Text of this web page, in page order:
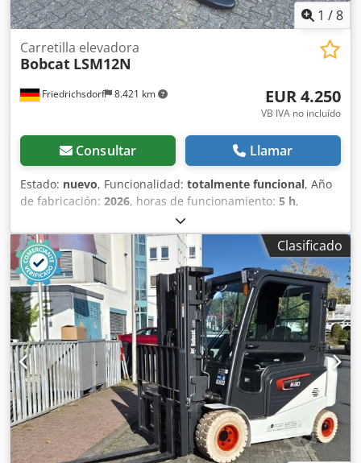
1 /8
Friedrichsdorf 8.421 km
Carretilla elevadora
Bobcat LSM12N
EUR 4.250
VB IVA no incluído
Consultar Llamar
Estado: nuevo, Funcionalidad: totalmente funcional, Año
de fabricación: 2026, horas de funcionamiento: 5 h,
1.200 kg, altura de elevación:
mm, tipo de combustible:eléctrico, tipo de mástil:dúplex,
altura de construcción: 2.150 mm
, longitud de la horquilla:
1.150 mm
, peso en vacío: 585 kg, longitud total:1.710 mm
tipo de accionamiento: Elektro , ancho de construcción:
800 mm , Apilador Centro de carga: 600 mm Ancho de
horquillas: 180 mm Chedpfjy Uz Sqjx Aprsa Grosor de
horquillas: 60 mm Tipo de mástil: Dúplex Estado: Nuevo
Estado técnico: Nuevo Tipo de neumático delantero:
Poliuretano Estado del neumático delantero: 80 - 100%
Tipo de neumático trasero: Poliuretano Estado del
neumático trasero: 80 - 100% Batería Voltios: 24V Batería
Ah: 60Ah Tipo de batería: Ion de litio Año de fabricación de
la batería: 2026 Estado de la batería: 80 - 100% Certificado
CE, Batería de ion de litio libre de mantenimiento 24 V
Clasificado